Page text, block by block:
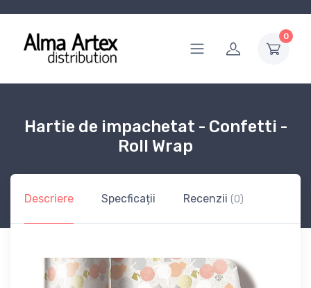
0
Hartie de impachetat - Confetti -
Roll Wrap
Descriere Specficații Recenzii (0)